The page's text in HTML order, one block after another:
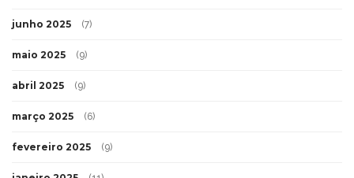
junho 2025 (7)
maio 2025 (9)
abril 2025 (9)
março 2025 (6)
fevereiro 2025 (9)